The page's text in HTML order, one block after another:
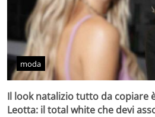
moda
Il look natalizio tutto da copiare
Leotta: il total white che devi